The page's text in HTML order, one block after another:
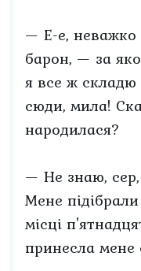
— Е-е, неважко
барон, — за
я все ж складю
сюди, мила!
народилася?
— Не знаю,
Мене
місці
принесла мене